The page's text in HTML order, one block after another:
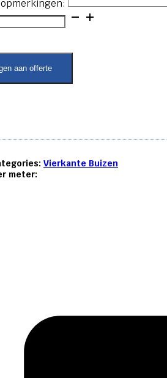
aan offerte
Vierkante Buizen
meter: